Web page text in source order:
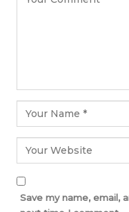
Save my name, email,